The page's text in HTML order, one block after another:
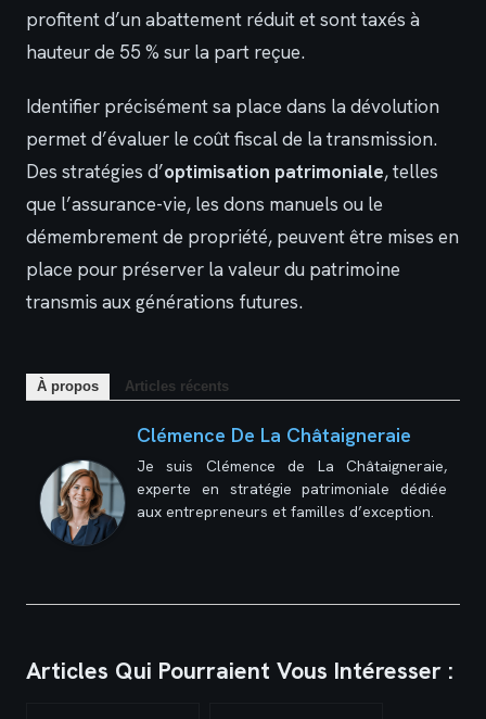
profitent d’un abattement réduit et sont taxés à
hauteur de 55 % sur la part reçue.
Identifier précisément sa place dans la dévolution
permet d’évaluer le coût fiscal de la transmission.
Des stratégies d’optimisation patrimoniale, telles
que l’assurance-vie, les dons manuels ou le
démembrement de propriété, peuvent être mises en
place pour préserver la valeur du patrimoine
transmis aux générations futures.
À propos Articles récents
Clémence De La Châtaigneraie
Je suis Clémence de La Châtaigneraie,
experte en stratégie patrimoniale dédiée
aux entrepreneurs et familles d’exception.
Articles Qui Pourraient Vous Intéresser :